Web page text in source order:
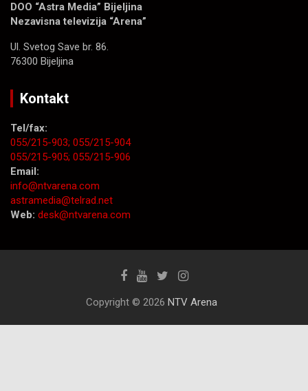
DOO “Astra Media” Bijeljina
Nezavisna televizija “Arena”
Ul. Svetog Save br. 86.
76300 Bijeljina
Kontakt
Tel/fax:
055/215-903; 055/215-904
055/215-905; 055/215-906
Email:
info@ntvarena.com
astramedia@telrad.net
Web: desk@ntvarena.com
Copyright © 2026 NTV Arena